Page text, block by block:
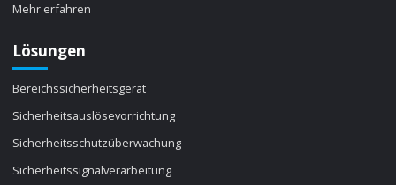
Mehr erfahren
Lösungen
Bereichssicherheitsgerät
Sicherheitsauslösevorrichtung
Sicherheitsschutzüberwachung
Sicherheitssignalverarbeitung